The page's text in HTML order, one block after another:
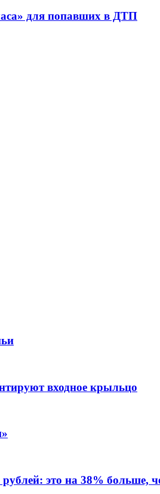
для попавших в ДТП
входное крыльцо
это на 38% больше,